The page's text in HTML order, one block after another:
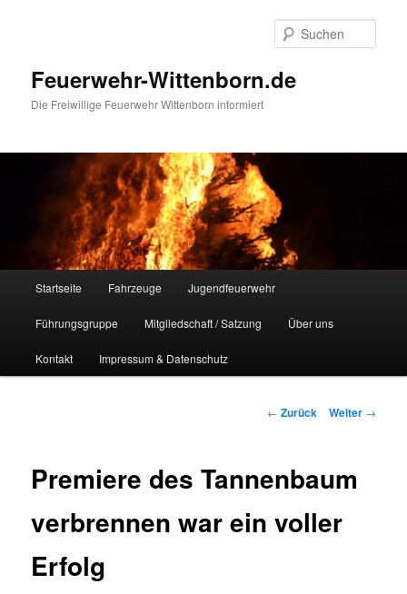
Feuerwehr-Wittenborn.de
Die Freiwillige Feuerwehr Wittenborn informiert
Startseite Fahrzeuge Jugendfeuerwehr
Führungsgruppe Mitgliedschaft / Satzung Über uns
Kontakt Impressum & Datenschutz
Beitrags-
← Zurück Weiter →
Premiere des Tannenbaum
verbrennen war ein voller
Erfolg